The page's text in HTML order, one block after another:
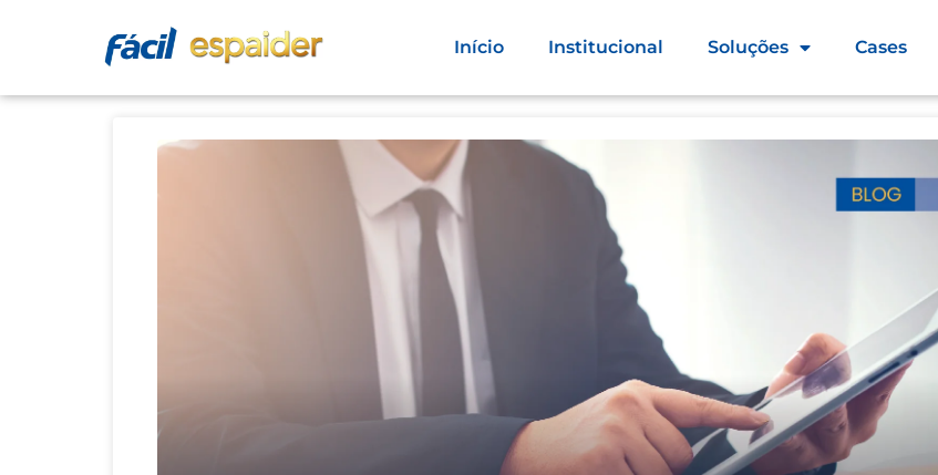
Início Institucional Soluções Cases